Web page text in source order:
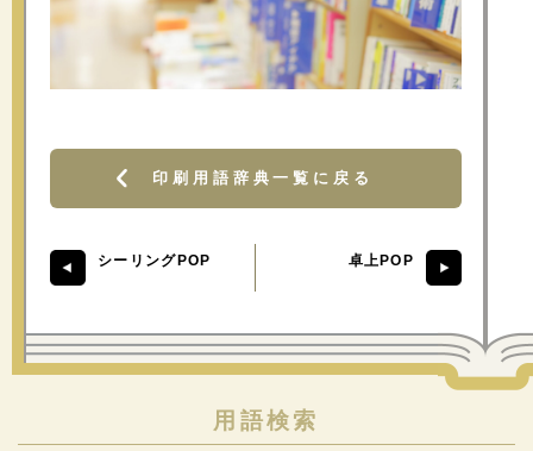
印刷用語辞典一覧に戻る
シーリングPOP 卓上POP
用語検索